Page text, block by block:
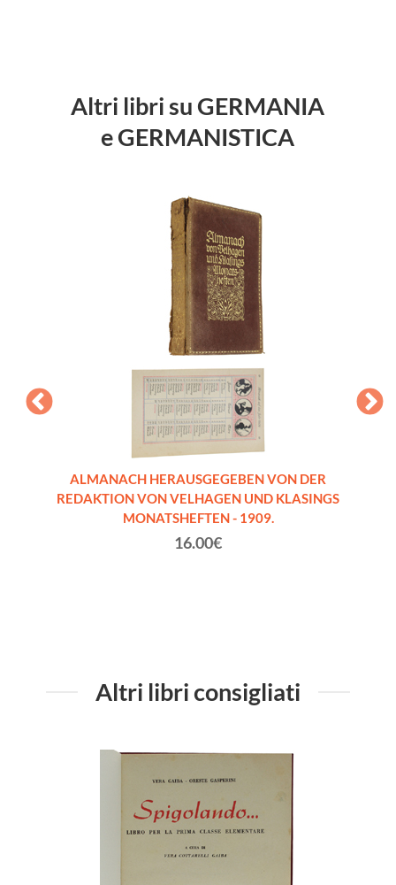
Altri libri su GERMANIA
e GERMANISTICA
ALMANACH HERAUSGEGEBEN VON DER
REDAKTION VON VELHAGEN UND KLASINGS
MONATSHEFTEN - 1909.
16.00€
Altri libri consigliati